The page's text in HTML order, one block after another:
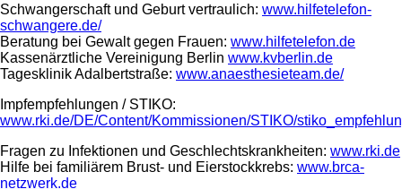
Schwangerschaft und Geburt vertraulich: www.hilfetelefon-
schwangere.de/
Beratung bei Gewalt gegen Frauen: www.hilfetelefon.de
Kassenärztliche Vereinigung Berlin www.kvberlin.de
Tagesklinik Adalbertstraße: www.anaesthesieteam.de/
Impfempfehlungen / STIKO:
www.rki.de/DE/Content/Kommissionen/STIKO/
Fragen zu Infektionen und Geschlechtskrankheiten: www.rki.de
Hilfe bei familiärem Brust- und Eierstockkrebs: www.brca-
netzwerk.de